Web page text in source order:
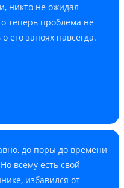
никто не ожидал
теперь проблема не
его запоях навсегда.
до поры до времени
всему есть свой
избавился от